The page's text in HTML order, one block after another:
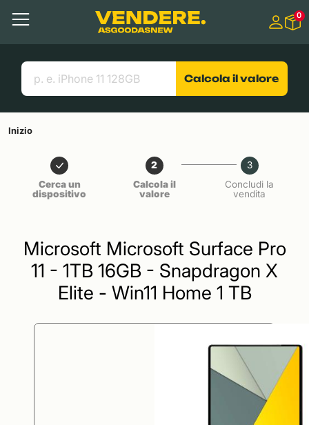
Contenuto principale
Menu
Cerca
Link utili
0
Calcola il valore
Inizio
Cerca un
dispositivo
2
Calcola il
valore
3
Concludi la
vendita
Microsoft Microsoft Surface Pro
11 - 1TB 16GB - Snapdragon X
Elite - Win11 Home 1 TB